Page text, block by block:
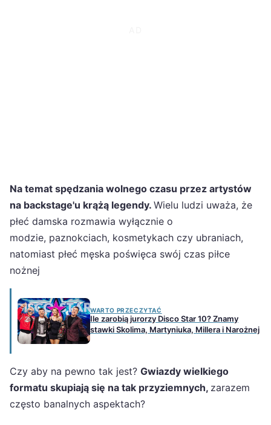
Na temat spędzania wolnego czasu przez artystów
na backstage'u krążą legendy. Wielu ludzi uważa, że
płeć damska rozmawia wyłącznie o
modzie, paznokciach, kosmetykach czy ubraniach,
natomiast płeć męska poświęca swój czas piłce
nożnej
WARTO PRZECZYTAĆ
Ile zarobią jurorzy Disco Star 10? Znamy
stawki Skolima, Martyniuka, Millera i Narożnej
Czy aby na pewno tak jest? Gwiazdy wielkiego
formatu skupiają się na tak przyziemnych, zarazem
często banalnych aspektach?